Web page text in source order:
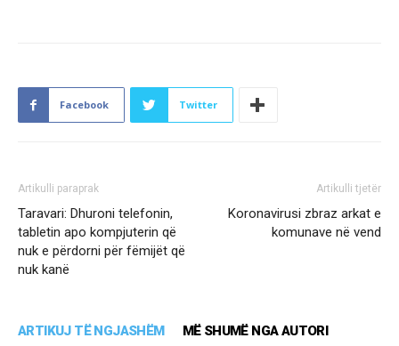
Facebook Twitter
Artikulli paraprak
Taravari: Dhuroni telefonin,
tabletin apo kompjuterin që
nuk e përdorni për fëmijët që
nuk kanë
Artikulli tjetër
Koronavirusi zbraz arkat e
komunave në vend
ARTIKUJ TË NGJASHËM MË SHUMË NGA AUTORI